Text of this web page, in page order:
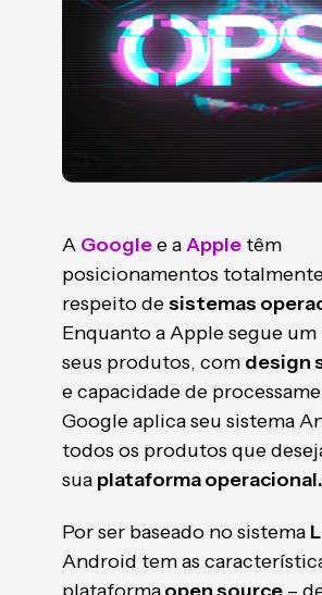
A Googlee aAppletêm
posicionamentos
respeito desistemas
Enquanto a Apple segue um
seus produtos, com design
e capacidade de
Google aplica seu sistema
todos os produtos que
sua plataforma operacional.
Por ser baseado no sistema
Android tem as